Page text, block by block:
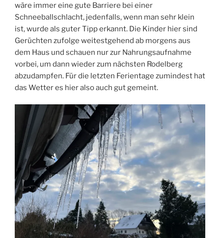
wäre immer eine gute Barriere bei einer
Schneeballschlacht, jedenfalls, wenn man sehr klein
ist, wurde als guter Tipp erkannt. Die Kinder hier sind
Gerüchten zufolge weitestgehend ab morgens aus
dem Haus und schauen nur zur Nahrungsaufnahme
vorbei, um dann wieder zum nächsten Rodelberg
abzudampfen. Für die letzten Ferientage zumindest hat
das Wetter es hier also auch gut gemeint.